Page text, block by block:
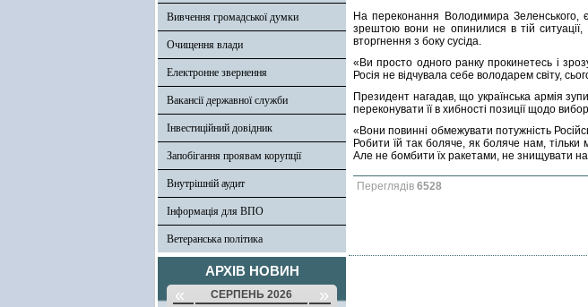
Вивчення громадської думки
Очищення влади
Електронне звернення
Вакансії державної служби
Інвестиційний довідник
Запобігання проявам корупції
Внутрішній аудит
Інформація для ВПО
Ветеранська політика
АРХІВ НОВИН
« СЕРПЕНЬ 2026 »
На переконання Володимира Зеленського,
зрештою вони не опинилися в тій
вторгнення з боку сусіда.
«Ви просто одного ранку прокинетесь і
Росія не відчувала себе володарем світу,
Президент нагадав, що українська армія
переконувати її в хибності позиції щодо
«Вони повинні обмежувати потужність
Робити їй так боляче, як боляче нам,
Але не бомбити їх ракетами, не знищувати
Переглядів 6528